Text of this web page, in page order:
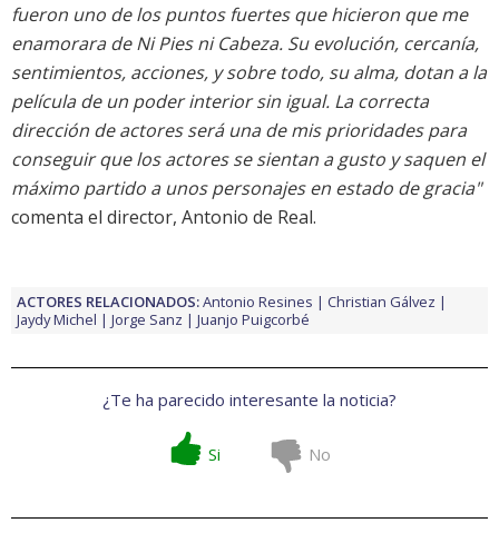
fueron uno de los puntos fuertes que hicieron que me
enamorara de Ni Pies ni Cabeza. Su evolución, cercanía,
sentimientos, acciones, y sobre todo, su alma, dotan a la
película de un poder interior sin igual. La correcta
dirección de actores será una de mis prioridades para
conseguir que los actores se sientan a gusto y saquen el
máximo partido a unos personajes en estado de gracia"
comenta el director, Antonio de Real.
ACTORES RELACIONADOS:Antonio Resines
Christian Gálvez
Jaydy Michel
Jorge Sanz Juanjo Puigcorbé
¿Te ha parecido interesante la noticia?
Si No